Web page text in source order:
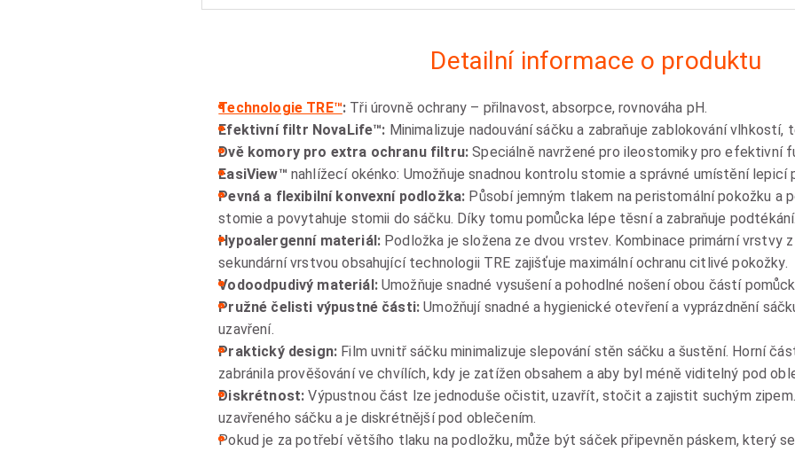
Detailní informace o produktu
Technologie TRE™: Tři úrovně ochrany – přilnavost, absorpce, rovnováha pH.
Efektivní filtr NovaLife™: Minimalizuje nadouvání sáčku a zabraňuje zablokování
Dvě komory pro extra ochranu filtru:Speciálně navržené pro ileostomiky pro efektivní
EasiView™ nahlížecí okénko: Umožňuje snadnou kontrolu stomie a správné umístění lepicí
Pevná a flexibilní konvexní podložka: Působí jemným tlakem na peristomální pokožku a
stomie a povytahuje stomii do sáčku. Díky tomu pomůcka lépe těsní a zabraňuje podtékání.
Hypoalergenní materiál: Podložka je složena ze dvou vrstev. Kombinace primární vrstvy
sekundární vrstvou obsahující technologii TRE zajišťuje maximální ochranu citlivé pokožky.
Vodoodpudivý materiál:Umožňuje snadné vysušení a pohodlné nošení obou částí
Pružné čelisti výpustné části:Umožňují snadné a hygienické otevření a vyprázdnění
uzavření.
Praktický design: Film uvnitř sáčku minimalizuje slepování stěn sáčku a šustění. Horní
zabránila prověšování ve chvílích, kdy je zatížen obsahem a aby byl méně viditelný pod
Diskrétnost:Výpustnou část lze jednoduše očistit, uzavřít, stočit a zajistit suchým
uzavřeného sáčku a je diskrétnější pod oblečením.
Pokud je za potřebí většího tlaku na podložku, může být sáček připevněn páskem, který